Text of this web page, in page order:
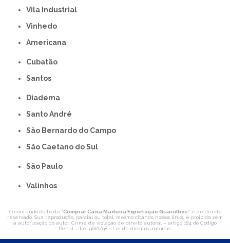
Vila Industrial
Vinhedo
americana
Cubatão
Santos
Diadema
Santo André
São Bernardo do Campo
São Caetano do Sul
São Paulo
Valinhos
O conteúdo do texto "Comprar Caixa Madeira Exportação Guarulhos" é de direito
reservado. Sua reprodução, parcial ou total, mesmo citando nossos links, é proibida sem
a autorização do autor. Crime de violação de direito autoral – artigo 184 do Código
Penal – Lei 9610/98 - Lei de direitos autorais